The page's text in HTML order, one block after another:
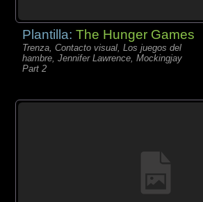
Plantilla:The Hunger Games
Trenza, Contacto visual, Los juegos del
hambre, Jennifer Lawrence, Mockingjay
Part 2